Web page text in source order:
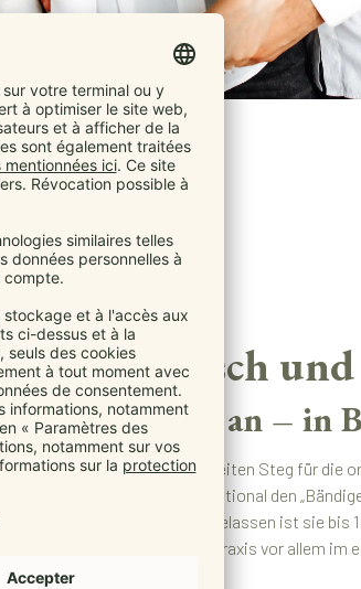
Ergonomisch
sich stufenlos an – in
hat die Breeze einen breiten Steg für die
deines Babys. Dazu gibt’s optional den
einstellen kannst. Zugelassen ist sie bis
alltagstauglich ist sie in der Praxis vor allem im